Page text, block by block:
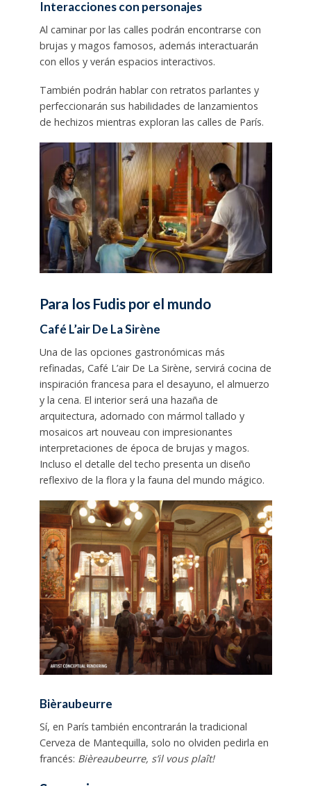
Interacciones con personajes
Al caminar por las calles podrán encontrarse con
brujas y magos famosos, además interactuarán
con ellos y verán espacios interactivos.
También podrán hablar con retratos parlantes y
perfeccionarán sus habilidades de lanzamientos
de hechizos mientras exploran las calles de París.
Para los Fudis por el mundo
Café L’air De La Sirène
Una de las opciones gastronómicas más
refinadas, Café L’air De La Sirène, servirá cocina de
inspiración francesa para el desayuno, el almuerzo
y la cena. El interior será una hazaña de
arquitectura, adornado con mármol tallado y
mosaicos art nouveau con impresionantes
interpretaciones de época de brujas y magos.
Incluso el detalle del techo presenta un diseño
reflexivo de la flora y la fauna del mundo mágico.
Bièraubeurre
Sí, en París también encontrarán la tradicional
Cerveza de Mantequilla, solo no olviden pedirla en
francés: Bièreaubeurre, s’il vous plaît!